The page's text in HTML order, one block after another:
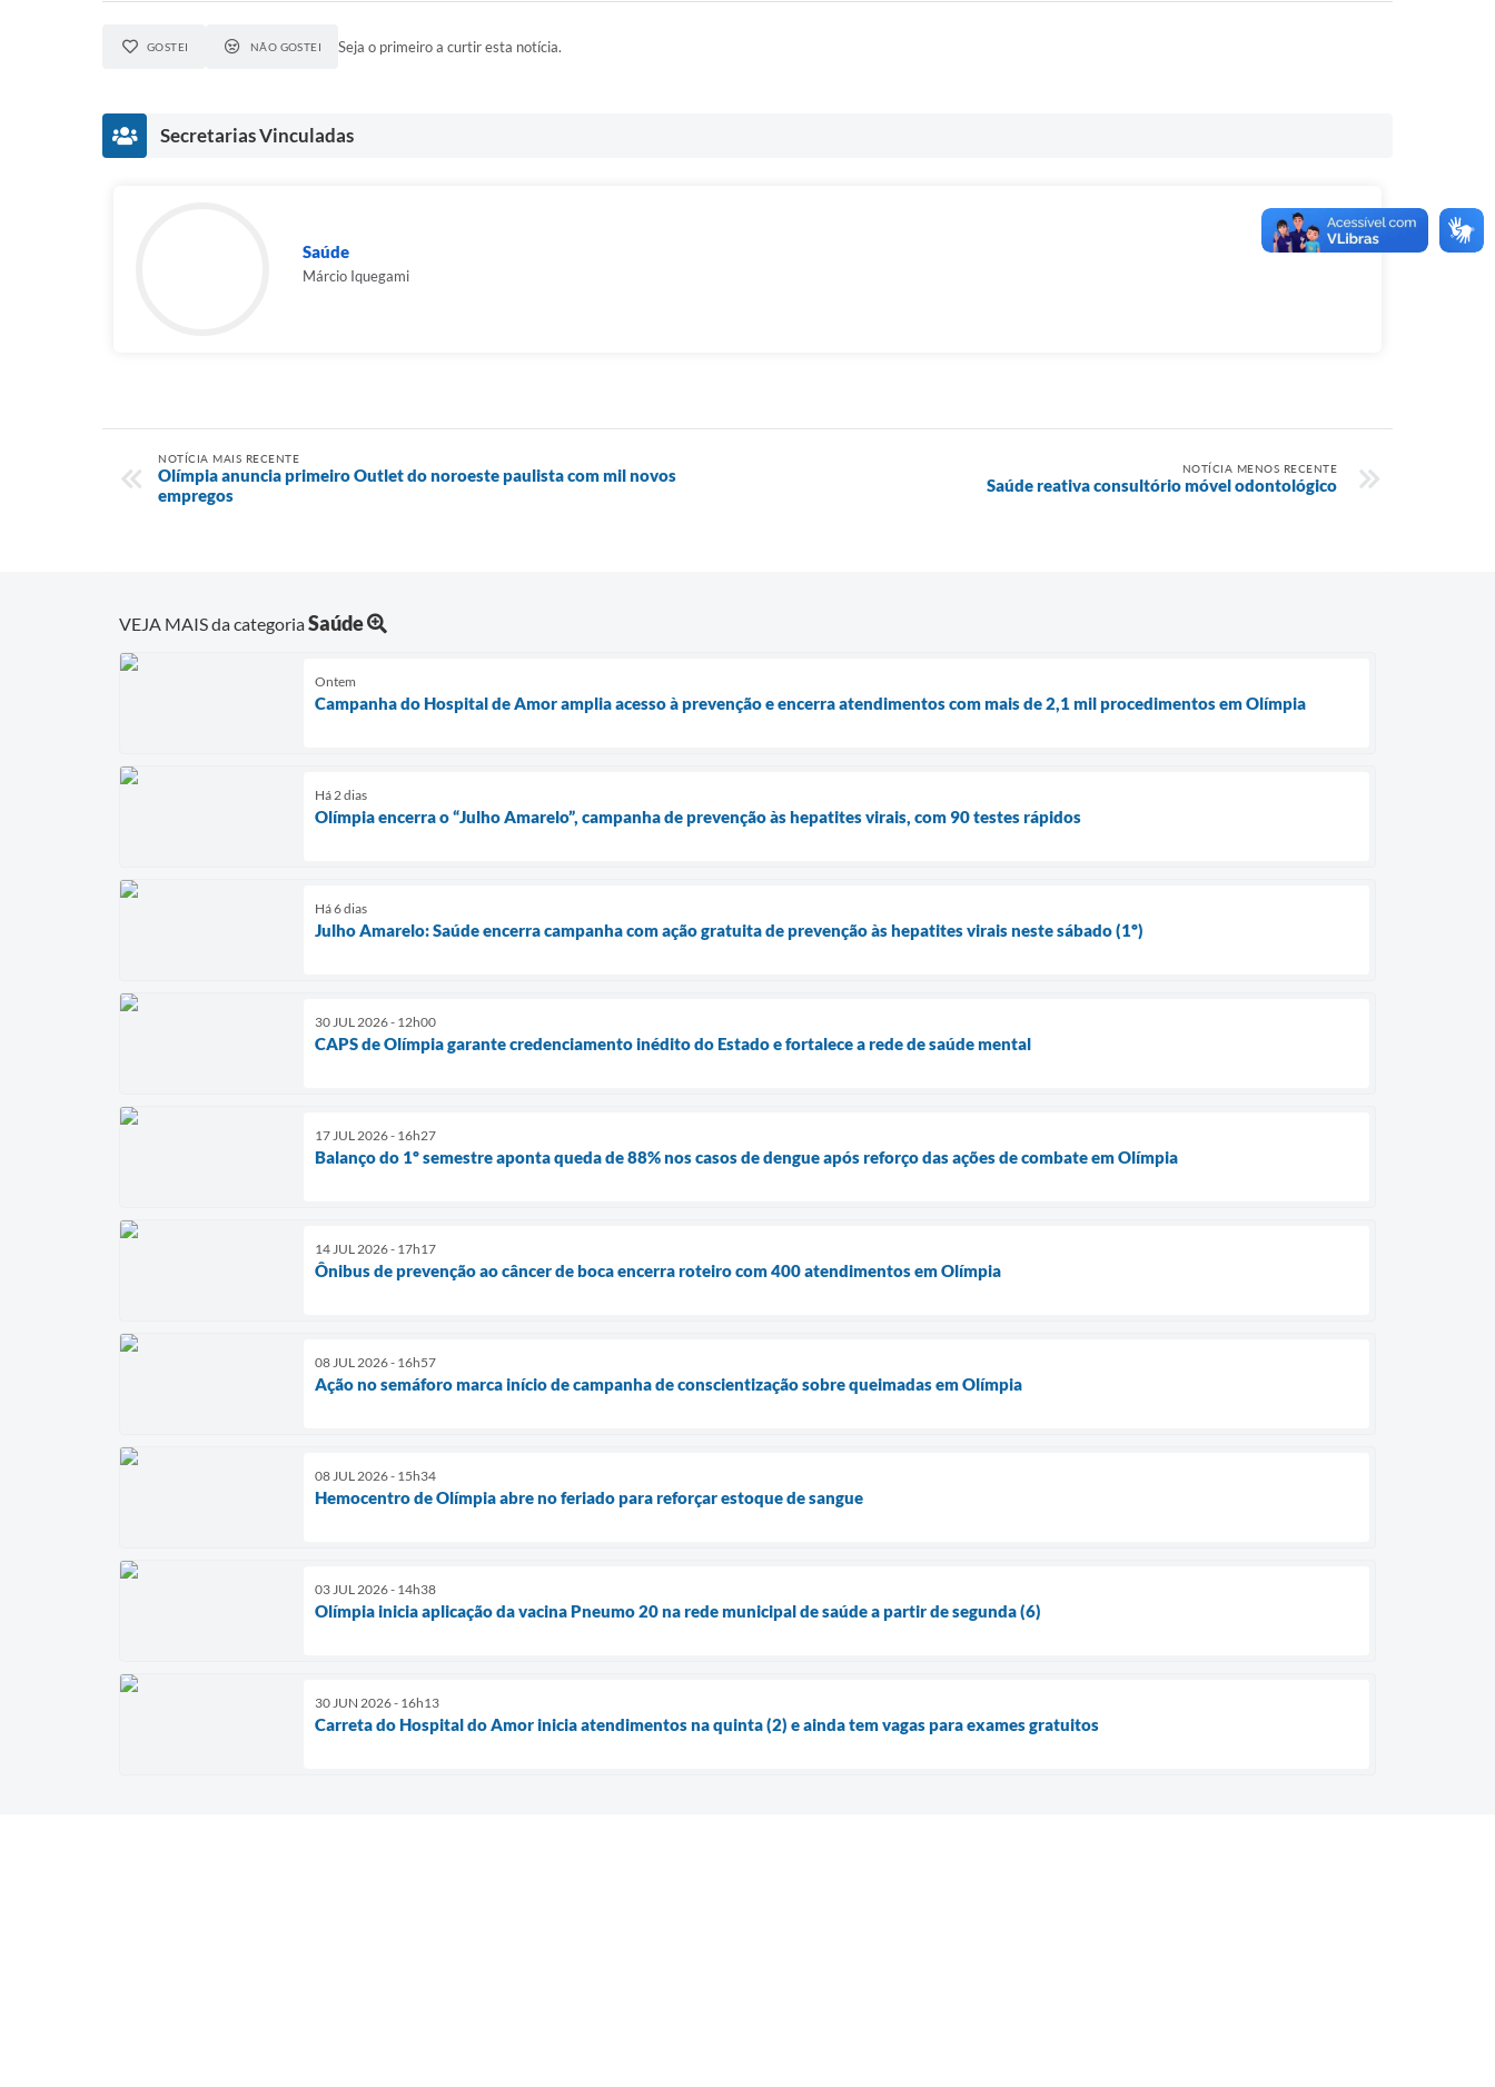
GOSTEI NÃO GOSTEI Seja o primeiro a curtir esta notícia.
Secretarias Vinculadas
Saúde
Márcio Iquegami
NOTÍCIA MAIS RECENTE
Olímpia anuncia primeiro Outlet do noroeste paulista com mil novos
empregos
NOTÍCIA MENOS RECENTE
Saúde reativa consultório móvel odontológico
VEJA MAIS da categoriaSaúde
Ontem
Campanha do Hospital de Amor amplia acesso à prevenção e encerra atendimentos com mais de 2,1 mil procedimentos em Olímpia
Há 2 dias
Olímpia encerra o “Julho Amarelo”, campanha de prevenção às hepatites virais, com 90 testes rápidos
Há 6 dias
Julho Amarelo: Saúde encerra campanha com ação gratuita de prevenção às hepatites virais neste sábado (1º)
30 JUL 2026 - 12h00
CAPS de Olímpia garante credenciamento inédito do Estado e fortalece a rede de saúde mental
17 JUL 2026 - 16h27
Balanço do 1º semestre aponta queda de 88% nos casos de dengue após reforço das ações de combate em Olímpia
14 JUL 2026 - 17h17
Ônibus de prevenção ao câncer de boca encerra roteiro com 400 atendimentos em Olímpia
08 JUL 2026 - 16h57
Ação no semáforo marca início de campanha de conscientização sobre queimadas em Olímpia
08 JUL 2026 - 15h34
Hemocentro de Olímpia abre no feriado para reforçar estoque de sangue
03 JUL 2026 - 14h38
Olímpia inicia aplicação da vacina Pneumo 20 na rede municipal de saúde a partir de segunda (6)
30 JUN 2026 - 16h13
Carreta do Hospital do Amor inicia atendimentos na quinta (2) e ainda tem vagas para exames gratuitos